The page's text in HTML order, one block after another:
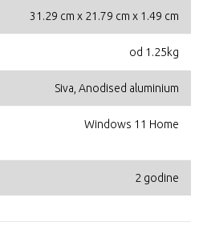
31.29 cm x 21.79 cm x 1.49 cm
od 1.25kg
Siva, Anodised aluminium
Windows 11 Home
2 godine